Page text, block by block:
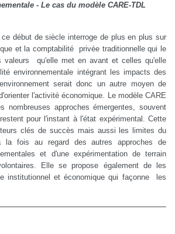
- Le cas du modèle CARE-TDL
début de siècle interroge de plus en plus sur
et la comptabilité privée traditionnelle qui le
qu'elle met en avant et celles qu'elle
environnementale intégrant les impacts des
serait donc un autre moyen de
l'activité économique. Le modèle CARE
approches émergentes, souvent
pour l'instant à l'état expérimental. Cette
clés de succès mais aussi les limites du
la fois au regard des autres approches de
et d'une expérimentation de terrain
Elle se propose également de les
institutionnel et économique qui façonne les